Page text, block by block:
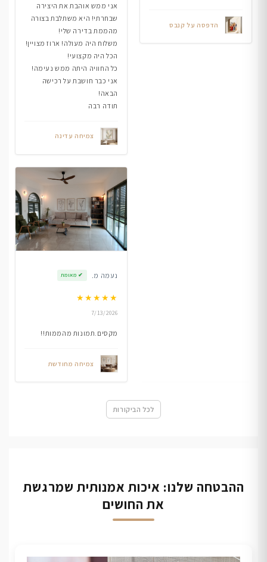
הדפסה על קנבס
אני ממש אוהבת את היצירה
שבחרתי! היא משתלבת בצורה
מהממת בדירה שלי!
משלוח היה מעולה! ארוז מצויין!
הכל היה מקצועי!
כל החוויה היתה ממש נעימה!
אני כבר חושבת על רכישה
הבאה!
תודה רבה
צמיחה עדינה
נעמה מ. ✔ מאומת
★★★★★
7/13/2026
מקסים.תמונות מהממות!!
צמיחה מחודשת
לכל הביקורות
ההבטחה שלנו: איכות אמנותית שמרגשת
את החושים